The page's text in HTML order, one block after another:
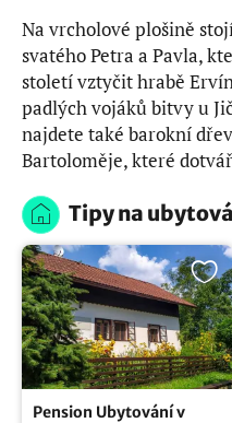
Na vrcholové plošině
svatého Petra a Pavla,
století vztyčit hrabě
padlých vojáků bitvy u
najdete také barokní
Bartoloměje, které
Tipy na
Pension Ubytování v